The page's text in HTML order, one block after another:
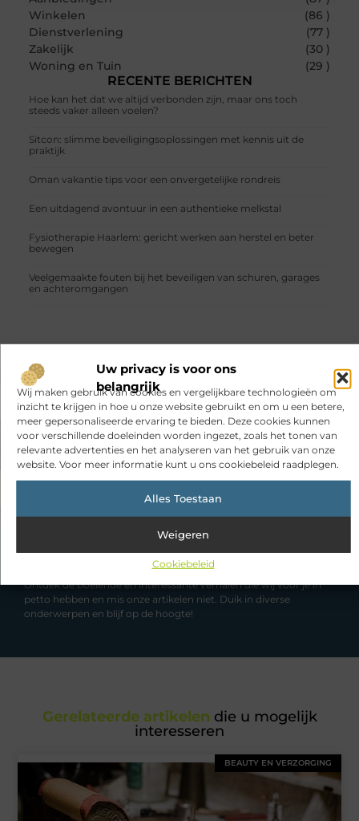
Uw privacy is voor ons
belangrijk
Wij maken gebruik van cookies en vergelijkbare technologieën om
inzicht te krijgen in hoe u onze website gebruikt en om u een betere,
meer gepersonaliseerde ervaring te bieden. Deze cookies kunnen
voor verschillende doeleinden worden ingezet, zoals het tonen van
relevante advertenties en het analyseren van het gebruik van onze
website. Voor meer informatie kunt u ons cookiebeleid raadplegen.
Alles Toestaan
Weigeren
Cookiebeleid
Winkelen
(86 )
Dienstverlening
(77 )
Zakelijk
(30 )
Woning en Tuin
(29 )
RECENTE BERICHTEN
Hoe kan het dat we altijd verbonden zijn, maar ons toch
steeds vaker alleen voelen?
Sitcon: slimme beveiligingsoplossingen met kennis uit de
praktijk
Oman vakantie tips voor een onvergetelijke rondreis
Een uitdagend avontuur in een authentieke melkstal
Fysiotherapie Haarlem: gericht werken aan herstel en beter
bewegen
Veelgemaakte fouten bij het beveiligen van schuren, garages
en achteromgangen
Had je deze artikelen al bekeken?
Ontdek de boeiende en interessante verhalen die wij voor je in
petto hebben en mis onze artikelen niet. Duik in diverse
onderwerpen en blijf op de hoogte!
VORIGE
Kerstpakketten voor vrouwen: een uniek gebaar
VOLGENDE
Ontwikkel je digitale tekentalent met een cursus
Gerelateerde artikelen die u mogelijk
interesseren
BEAUTY EN VERZORGING